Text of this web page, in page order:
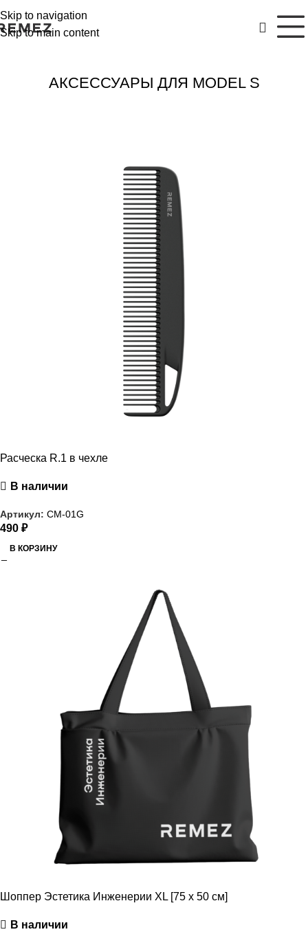
Skip to navigation
Skip to main content
АКСЕССУАРЫ ДЛЯ MODEL S
Расческа R.1 в чехле
В наличии
Артикул: CM-01G
490 ₽
В КОРЗИНУ
Шоппер Эстетика Инженерии XL [75 x 50 см]
В наличии